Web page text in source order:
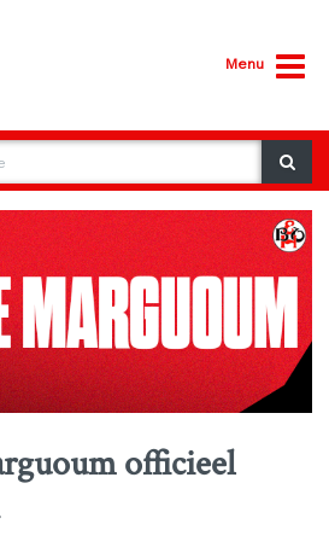
Menu
officieel